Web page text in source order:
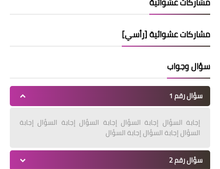
مشاركات عشوائية [رأسي]
سؤال وجواب
سؤال رقم 1
إجابة السؤال إجابة السؤال إجابة السؤال إجابة السؤال إجابة
السؤال إجابة السؤال إجابة السؤال
سؤال رقم 2